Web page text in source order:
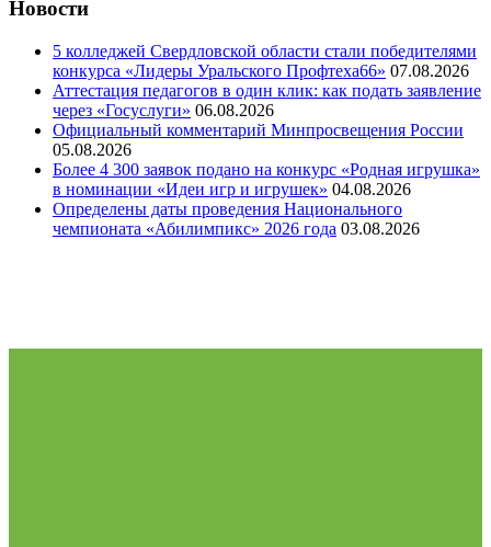
Новости
5 колледжей Свердловской области стали победителями
конкурса «Лидеры Уральского Профтеха66» 07.08.2026
Аттестация педагогов в один клик: как подать заявление
через «Госуслуги» 06.08.2026
Официальный комментарий Минпросвещения России
05.08.2026
Более 4 300 заявок подано на конкурс «Родная игрушка»
в номинации «Идеи игр и игрушек» 04.08.2026
Определены даты проведения Национального
чемпионата «Абилимпикс» 2026 года 03.08.2026